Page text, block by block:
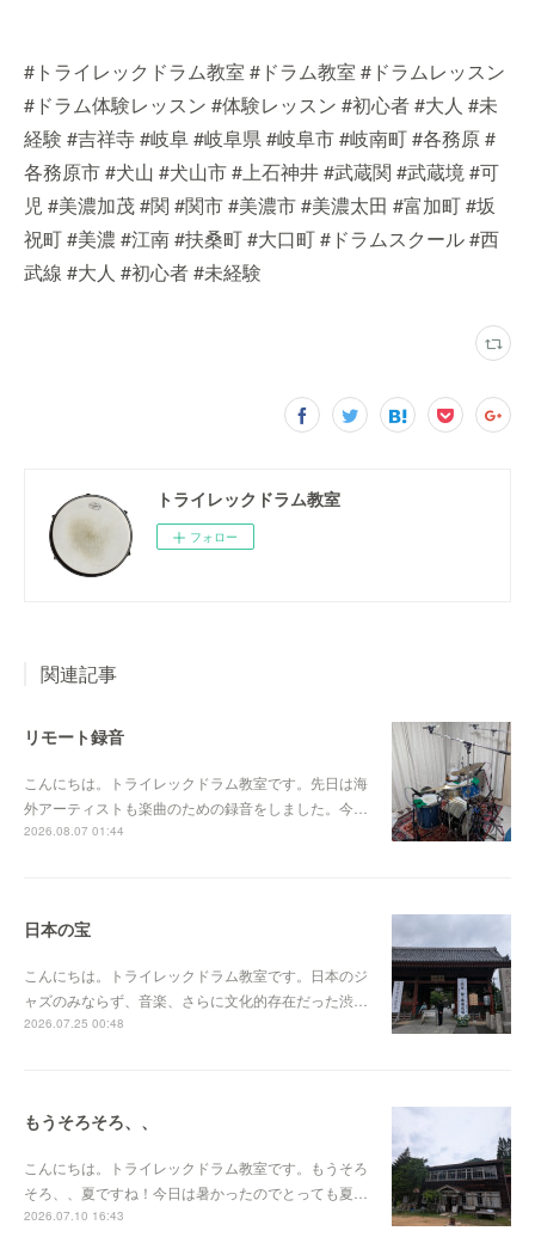
#トライレックドラム教室 #ドラム教室 #ドラムレッスン
#ドラム体験レッスン #体験レッスン #初心者 #大人 #未
経験 #吉祥寺 #岐阜 #岐阜県 #岐阜市 #岐南町 #各務原 #
各務原市 #犬山 #犬山市 #上石神井 #武蔵関 #武蔵境 #可
児 #美濃加茂 #関 #関市 #美濃市 #美濃太田 #富加町 #坂
祝町 #美濃 #江南 #扶桑町 #大口町 #ドラムスクール #西
武線 #大人 #初心者 #未経験
トライレックドラム教室
フォロー
関連記事
リモート録音
こんにちは。トライレックドラム教室です。先日は海
外アーティストも楽曲のための録音をしました。今…
2026.08.07 01:44
日本の宝
こんにちは。トライレックドラム教室です。日本のジ
ャズのみならず、音楽、さらに文化的存在だった渋…
2026.07.25 00:48
もうそろそろ、、
こんにちは。トライレックドラム教室です。もうそろ
そろ、、夏ですね！今日は暑かったのでとっても夏…
2026.07.10 16:43